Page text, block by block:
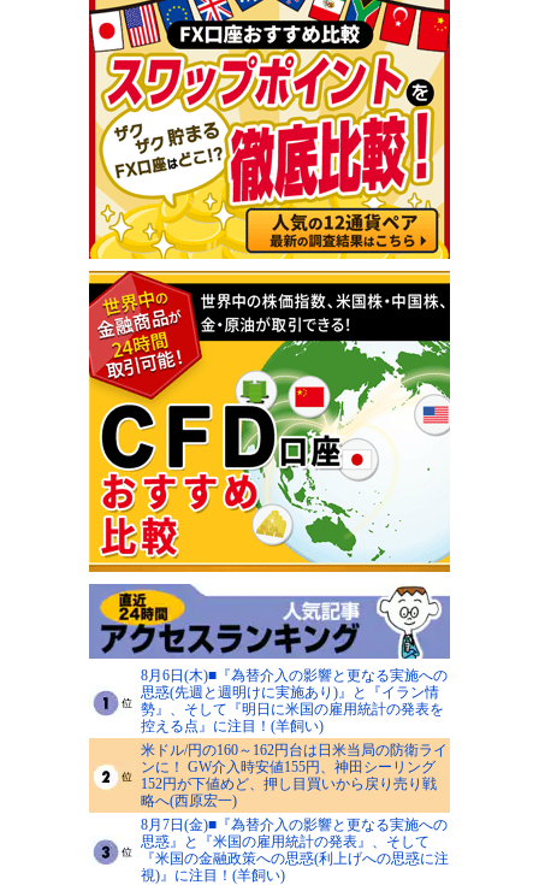
8月6日(木)■『為替介入の影響と更なる実施への
思惑(先週と週明けに実施あり)』と『イラン情
勢』、そして『明日に米国の雇用統計の発表を
控える点』に注目！(羊飼い)
米ドル/円の160～162円台は日米当局の防衛ライ
ンに！ GW介入時安値155円、神田シーリング
152円が下値めど、押し目買いから戻り売り戦
略へ(西原宏一)
8月7日(金)■『為替介入の影響と更なる実施への
思惑』と『米国の雇用統計の発表』、そして
『米国の金融政策への思惑(利上げへの思惑に注
視)』に注目！(羊飼い)